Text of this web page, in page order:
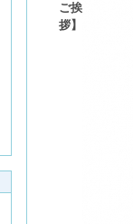
ご挨
拶】